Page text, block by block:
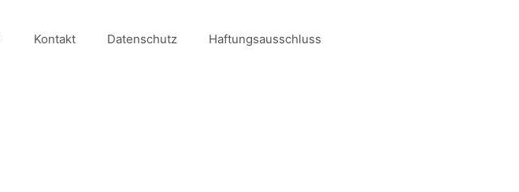
Kontakt Datenschutz Haftungsausschluss